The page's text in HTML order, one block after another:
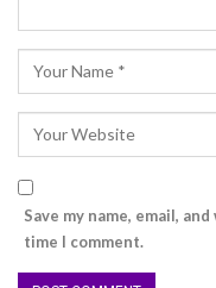
Save my name, email,
time I comment.